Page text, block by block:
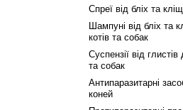
Спреї від бліх та
Шампуні від бліх та
котів та собак
Суспензії від глистів
та собак
Антипаразитарні
коней